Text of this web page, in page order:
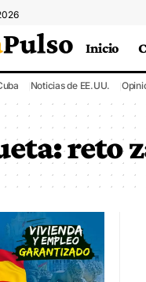
Inicio
Noticias de EE.UU.
reto